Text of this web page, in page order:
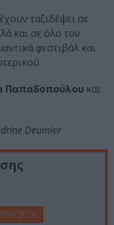
ταξιδέψει σε
και σε όλο τον
φεστιβάλ και
Παπαδοπούλου και
Deumier
07/2026